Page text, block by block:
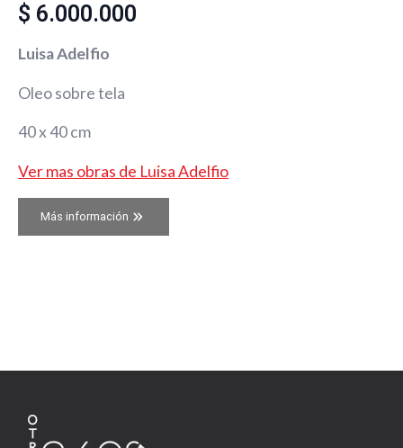
$ 6.000.000
Luisa Adelfio
Oleo sobre tela
40 x 40 cm
Ver mas obras de Luisa Adelfio
Más información